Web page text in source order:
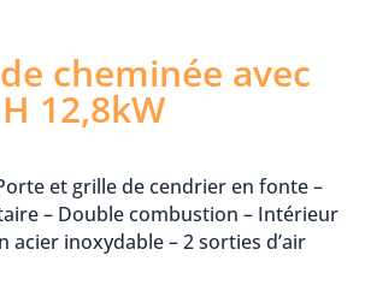
cheminée avec
12,8kW
et grille de cendrier en fonte –
– Double combustion – Intérieur
acier inoxydable – 2 sorties d’air